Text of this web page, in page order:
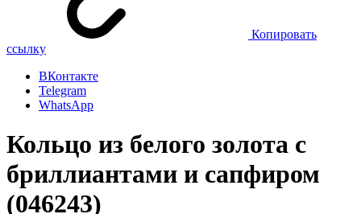
Копировать
ссылку
ВКонтакте
Telegram
WhatsApp
Кольцо из белого золота с
бриллиантами и сапфиром
(046243)